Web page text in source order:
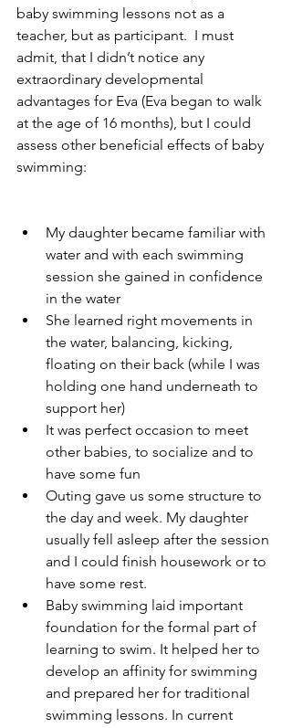
baby swimming lessons not as a
teacher, but as participant.  I must
admit, that I didn’t notice any
extraordinary developmental
advantages for Eva (Eva began to walk
at the age of 16 months), but I could
assess other beneficial effects of baby
swimming:
My daughter became familiar with
water and with each swimming
session she gained in confidence
in the water
She learned right movements in
the water, balancing, kicking,
floating on their back (while I was
holding one hand underneath to
support her)
It was perfect occasion to meet
other babies, to socialize and to
have some fun
Outing gave us some structure to
the day and week. My daughter
usually fell asleep after the session
and I could finish housework or to
have some rest.
Baby swimming laid important
foundation for the formal part of
learning to swim. It helped her to
develop an affinity for swimming
and prepared her for traditional
swimming lessons. In current